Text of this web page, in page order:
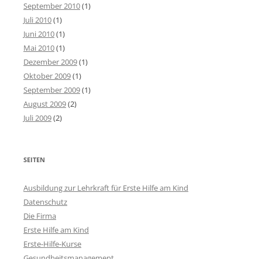
September 2010(1)
Juli 2010(1)
Juni 2010(1)
Mai 2010(1)
Dezember 2009(1)
Oktober 2009(1)
September 2009(1)
August 2009(2)
Juli 2009(2)
SEITEN
Ausbildung zur Lehrkraft für Erste Hilfe am Kind
Datenschutz
Die Firma
Erste Hilfe am Kind
Erste-Hilfe-Kurse